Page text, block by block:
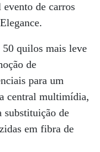
de carros
50 quilos mais leve
de
para um
central multimídia,
substituição de
em fibra de